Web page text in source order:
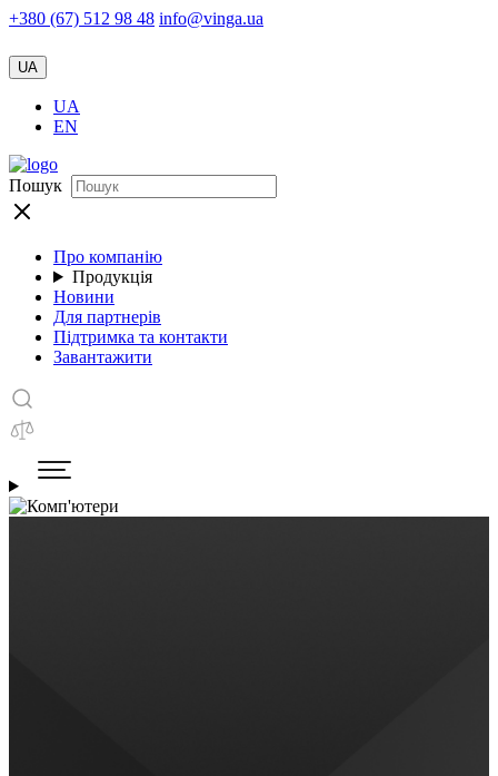
+380 (67) 512 98 48 info@vinga.ua
UA
UA
EN
Пошук
Про компанію
Продукція
Новини
Для партнерів
Підтримка та контакти
Завантажити